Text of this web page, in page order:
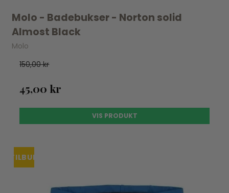
Molo - Badebukser - Norton solid
Almost Black
Molo
150,00 kr
45,00 kr
VIS PRODUKT
TILBUD